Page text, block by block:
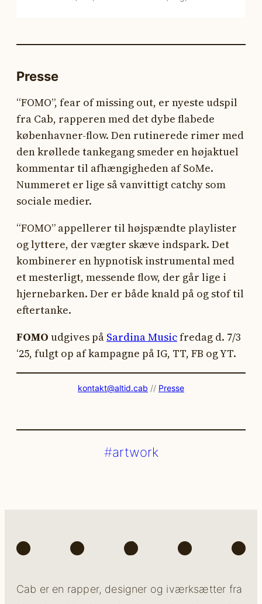
Presse
“FOMO”, fear of missing out, er nyeste udspil
fra Cab, rapperen med det dybe flabede
københavner-flow. Den rutinerede rimer med
den krøllede tankegang smeder en højaktuel
kommentar til afhængigheden af SoMe.
Nummeret er lige så vanvittigt catchy som
sociale medier.
“FOMO” appellerer til højspændte playlister
og lyttere, der vægter skæve indspark. Det
kombinerer en hypnotisk instrumental med
et mesterligt, messende flow, der går lige i
hjernebarken. Der er både knald på og stof til
eftertanke.
FOMO udgives på Sardina Musicfredag d. 7/3
‘25, fulgt op af kampagne på IG, TT, FB og YT.
kontakt@altid.cab // Presse
artwork
Spotify InstagramTikTok Facebook
Cab er en rapper, designer og iværksætter fra